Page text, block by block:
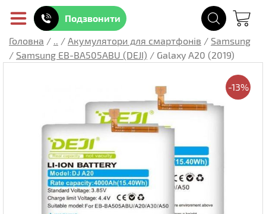
Подзвонити
Головна / .. / Акумулятори для смартфонів / Samsung
/ Samsung EB-BA505ABU (DEJI) / Galaxy A20 (2019)
-13%